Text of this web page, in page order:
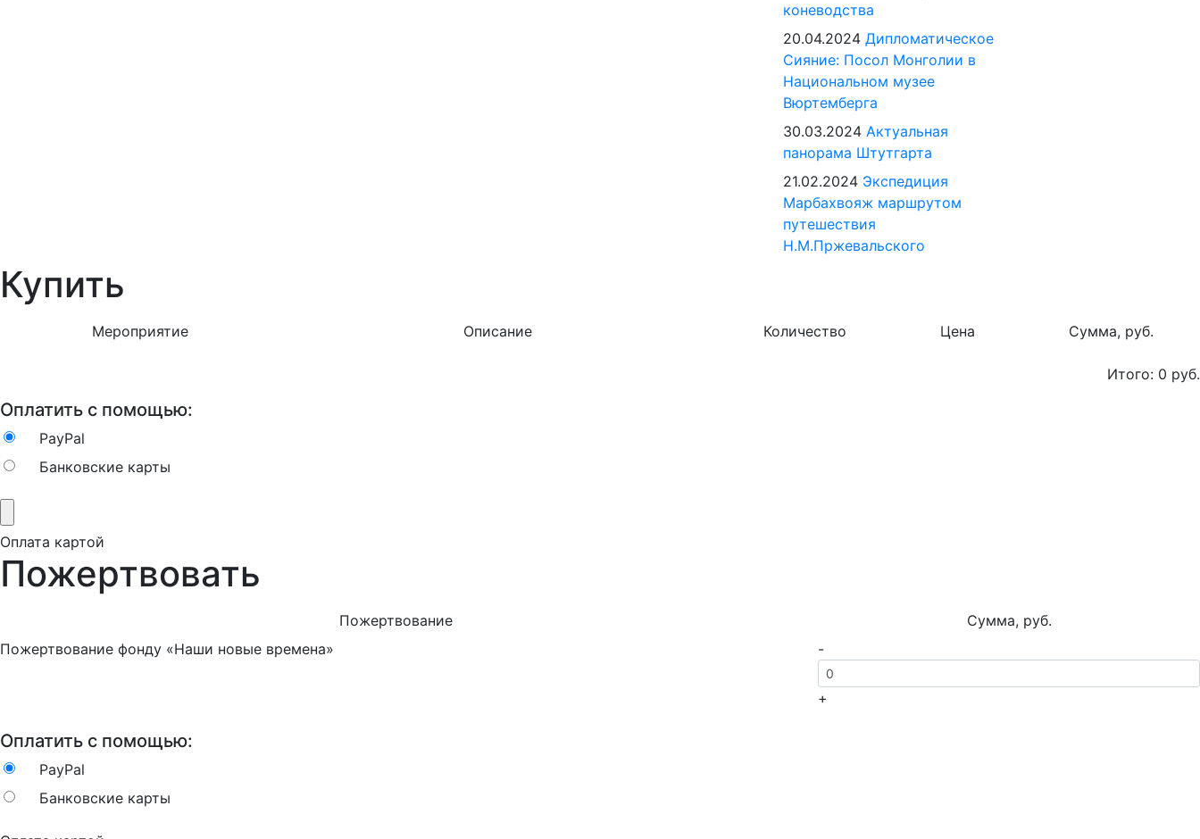
коневодства
20.04.2024 Дипломатическое
Сияние: Посол Монголии в
Национальном музее
Вюртемберга
30.03.2024 Актуальная
панорама Штутгарта
21.02.2024 Экспедиция
Марбахвояж маршрутом
путешествия
Н.М.Пржевальского
Купить
Мероприятие Описание Количество Цена Сумма, руб.
Итого: 0 руб.
Оплатить с помощью:
PayPal
Банковские карты
Оплата картой
Пожертвовать
Пожертвование
Сумма, руб.
Пожертвование фонду «Наши новые времена»
-
+
Оплатить с помощью:
PayPal
Банковские карты